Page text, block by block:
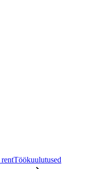
Töökuulutused